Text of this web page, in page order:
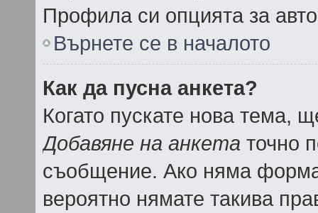
Профила си опцията за
Върнете се в началото
Как да пусна анкета?
Когато пускате нова тема,
Добавяне на анкета точно
съобщение. Ако няма
вероятно нямате такива